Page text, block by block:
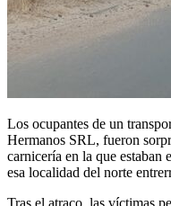
Los ocupantes de un
Hermanos SRL, fueron
carnicería en la que estaban
esa localidad del norte
Tras el atraco, las víctimas